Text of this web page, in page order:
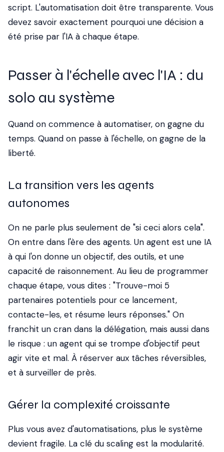
script. L'automatisation doit être transparente. Vous
devez savoir exactement pourquoi une décision a
été prise par l'IA à chaque étape.
Passer à l'échelle avec l'IA : du
solo au système
Quand on commence à automatiser, on gagne du
temps. Quand on passe à l'échelle, on gagne de la
liberté.
La transition vers les agents
autonomes
On ne parle plus seulement de "si ceci alors cela".
On entre dans l'ère des agents. Un agent est une IA
à qui l'on donne un objectif, des outils, et une
capacité de raisonnement. Au lieu de programmer
chaque étape, vous dites : "Trouve-moi 5
partenaires potentiels pour ce lancement,
contacte-les, et résume leurs réponses." On
franchit un cran dans la délégation, mais aussi dans
le risque : un agent qui se trompe d'objectif peut
agir vite et mal. À réserver aux tâches réversibles,
et à surveiller de près.
Gérer la complexité croissante
Plus vous avez d'automatisations, plus le système
devient fragile. La clé du scaling est la modularité.